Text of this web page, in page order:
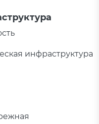
инфраструктура